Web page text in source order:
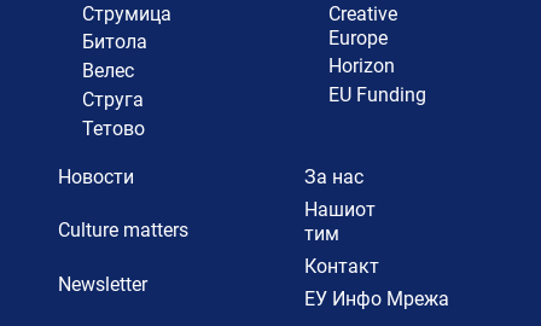
Струмица
Битола
Велес
Струга
Тетово
Creative
Europe
Horizon
EU Funding
Новости
Culture matters
Newsletter
За нас
Нашиот
тим
Контакт
ЕУ Инфо Мрежа